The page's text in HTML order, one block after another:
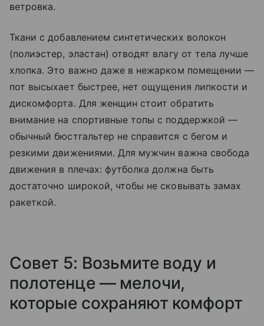
ветровка.
Ткани с добавлением синтетических волокон
(полиэстер, эластан) отводят влагу от тела лучше
хлопка. Это важно даже в нежарком помещении —
пот высыхает быстрее, нет ощущения липкости и
дискомфорта. Для женщин стоит обратить
внимание на спортивные топы с поддержкой —
обычный бюстгальтер не справится с бегом и
резкими движениями. Для мужчин важна свобода
движения в плечах: футболка должна быть
достаточно широкой, чтобы не сковывать замах
ракеткой.
Совет 5: Возьмите воду и
полотенце — мелочи,
которые сохраняют комфорт